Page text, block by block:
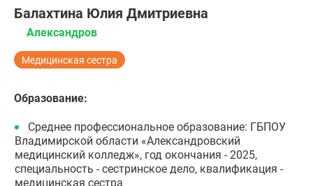
Балахтина Юлия Дмитриевна
Александров
Медицинская сестра
Образование:
Среднее профессиональное образование: ГБПОУ
Владимирской области «Александровский
медицинский колледж», год окончания - 2025,
специальность - сестринское дело, квалификация -
медицинская сестра